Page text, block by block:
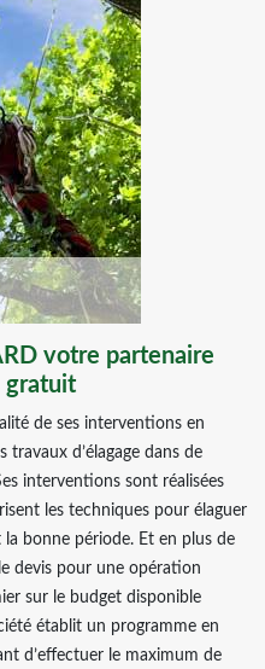
votre partenaire
gratuit
de ses interventions en
travaux d’élagage dans de
interventions sont réalisées
les techniques pour élaguer
bonne période. Et en plus de
devis pour une opération
sur le budget disponible
établit un programme en
d’effectuer le maximum de